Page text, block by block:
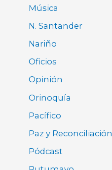
Música
N. Santander
Nariño
Oficios
Opinión
Orinoquía
Pacífico
Paz y Reconciliación
Pódcast